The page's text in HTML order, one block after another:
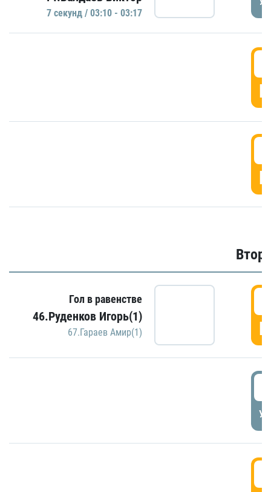
7 секунд / 03:10 - 03:17
Гол в равенстве
46.Руденков Игорь(1)
67.Гараев Амир(1)